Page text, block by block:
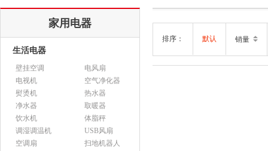
家用电器
生活电器
壁挂空调
电风扇
电视机
空气净化器
熨烫机
热水器
净水器
取暖器
饮水机
体脂秤
调湿调温机
USB风扇
空调扇
扫地机器人
排序： 默认 销量